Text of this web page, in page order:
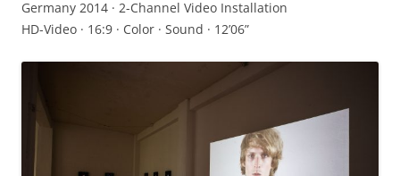
Germany 2014 · 2-Channel Video Installation
HD-Video · 16:9 · Color · Sound · 12’06”